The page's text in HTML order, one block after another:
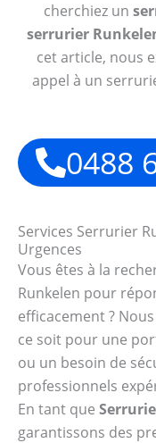
cherchiez un
serrurier
cet article, nous
appel à un
0488
Services Serrurier
Urgences
Vous êtes à la
Runkelen pour
efficacement ?
ce soit pour une
ou un besoin de
professionnels
En tant que
garantissons des